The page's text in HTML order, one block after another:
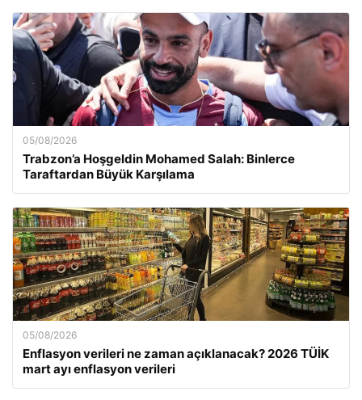
05/08/2026
Trabzon’a Hoşgeldin Mohamed Salah: Binlerce
Taraftardan Büyük Karşılama
05/08/2026
Enflasyon verileri ne zaman açıklanacak? 2026 TÜİK
mart ayı enflasyon verileri